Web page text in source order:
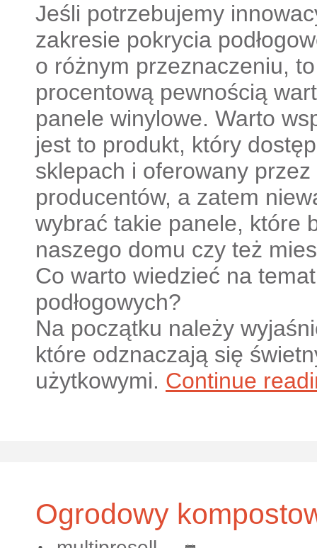
Jeśli potrzebujemy
zakresie pokrycia
o różnym przeznaczeniu,
procentową pewnością
panele winylowe. Warto
jest to produkt, który
sklepach i oferowany
producentów, a zatem
wybrać takie panele, które
naszego domu czy też
Co warto wiedzieć na
podłogowych?
Na początku należy
które odznaczają się
użytkowymi. Continue
Ogrodowy